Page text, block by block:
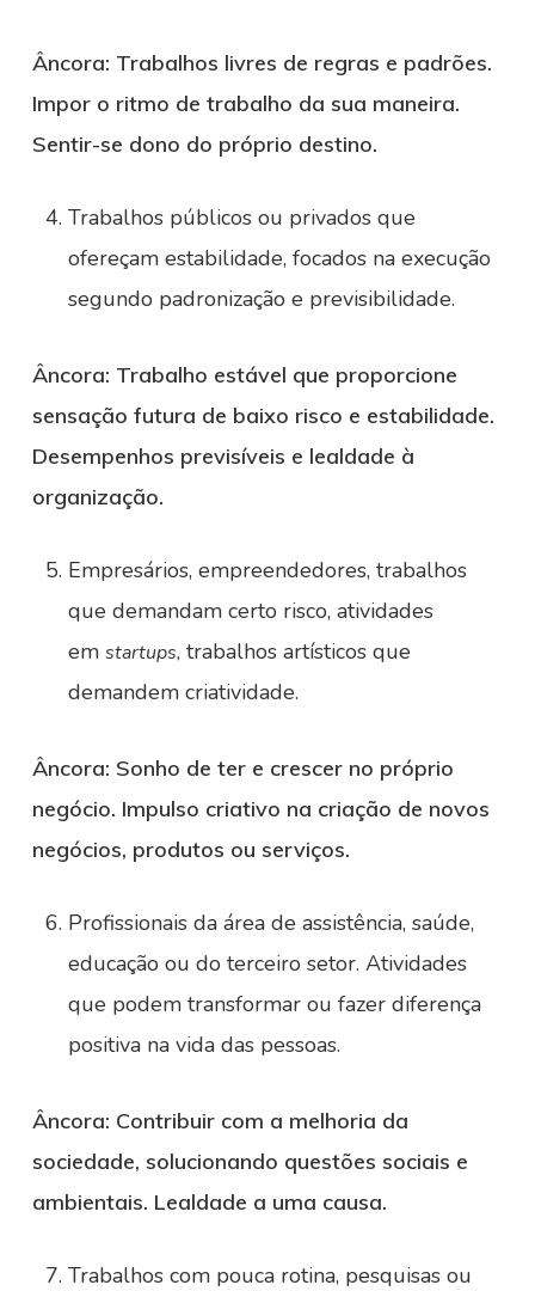
Âncora: Trabalhos livres de regras e padrões.
Impor o ritmo de trabalho da sua maneira.
Sentir-se dono do próprio destino.
Trabalhos públicos ou privados que
ofereçam estabilidade, focados na execução
segundo padronização e previsibilidade.
Âncora: Trabalho estável que proporcione
sensação futura de baixo risco e estabilidade.
Desempenhos previsíveis e lealdade à
organização.
Empresários, empreendedores, trabalhos
que demandam certo risco, atividades
em startups, trabalhos artísticos que
demandem criatividade.
Âncora: Sonho de ter e crescer no próprio
negócio. Impulso criativo na criação de novos
negócios, produtos ou serviços.
Profissionais da área de assistência, saúde,
educação ou do terceiro setor. Atividades
que podem transformar ou fazer diferença
positiva na vida das pessoas.
Âncora: Contribuir com a melhoria da
sociedade, solucionando questões sociais e
ambientais. Lealdade a uma causa.
Trabalhos com pouca rotina, pesquisas ou